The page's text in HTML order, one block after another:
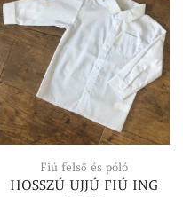
Fiú felső és póló
HOSSZÚ UJJÚ FIÚ ING